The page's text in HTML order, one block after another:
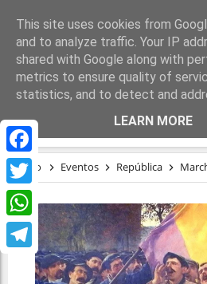
Facebook
Twitter
WhatsApp
Telegram
MARCHA REPUBLICANA
Inicio Eventos República
This site uses cookies from
and to analyze traffic. Your IP
shared with Google along with
metrics to ensure quality of
statistics, and to detect and
LEARN MORE